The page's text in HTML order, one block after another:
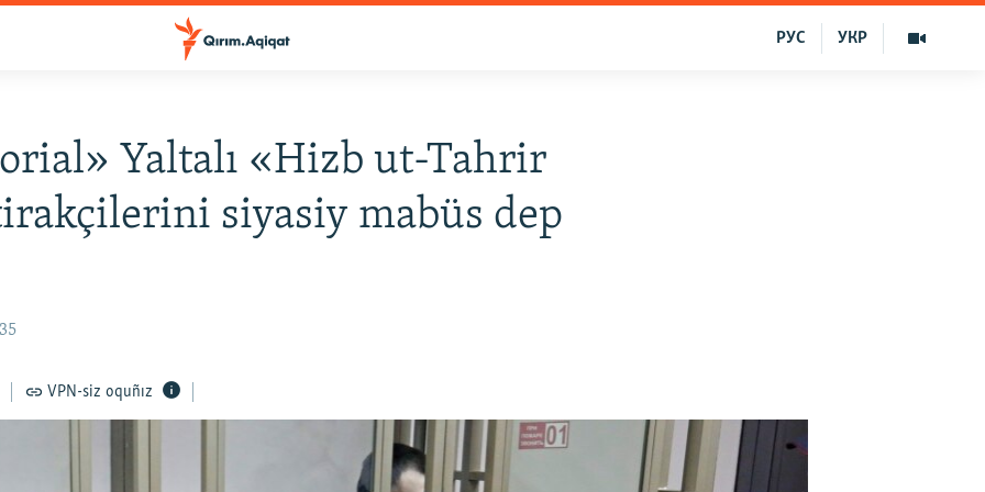
УКР
РУС
Yaltalı «Hizb ut-Tahrir
siyasiy mabüs dep
VPN-siz oquñız